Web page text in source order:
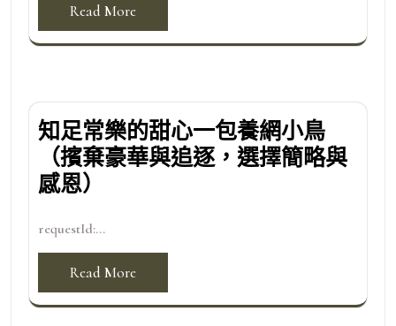
Read More
知足常樂的甜心一包養網小鳥
（擯棄豪華與追逐，選擇簡略與
感恩）
requestId:...
Read More